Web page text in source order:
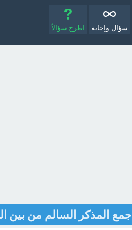
سؤال وإجابة اطرح سؤالاً
جمع المذكر السالم من بين